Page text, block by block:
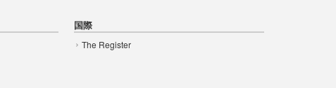
国際
The Register